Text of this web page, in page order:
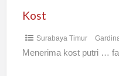
Kost
Surabaya Timur
Menerima kost putri …